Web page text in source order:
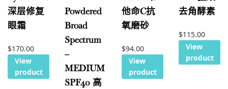
深层修复
眼霜
$170.00
View
product
Powdered
Broad
Spectrum
–
MEDIUM
SPF40 高
他命C抗
氧磨砂
$94.00
View
product
去角酵素
$115.00
View
product